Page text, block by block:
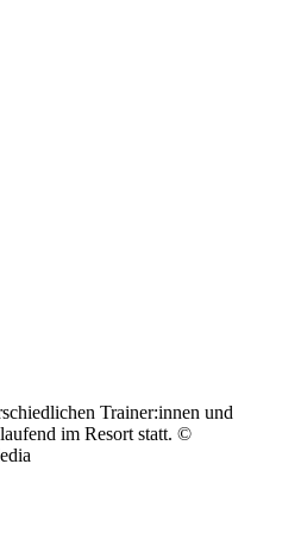
Trainer:innen und
im Resort statt. ©